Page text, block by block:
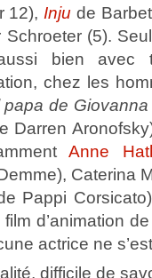
12), Inju de
Schroeter (5).
bien
chez les
papa de Giovanna
Darren
Anne
Caterina
Pappi
film d’animation
actrice ne
difficile de